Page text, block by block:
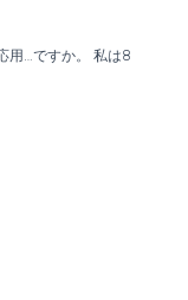
用…ですか。 私は8